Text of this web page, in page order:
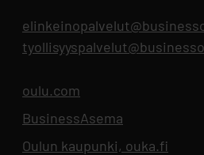
oulu.com
BusinessAsema
Oulun kaupunki, ouka.fi